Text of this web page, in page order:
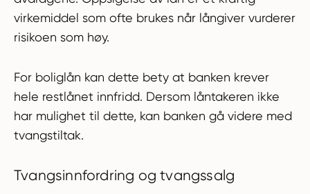
virkemiddel som ofte brukes når långiver vurderer
risikoen som høy.
For boliglån kan dette bety at banken krever
hele restlånet innfridd. Dersom låntakeren ikke
har mulighet til dette, kan banken gå videre med
tvangstiltak.
Tvangsinnfordring og tvangssalg